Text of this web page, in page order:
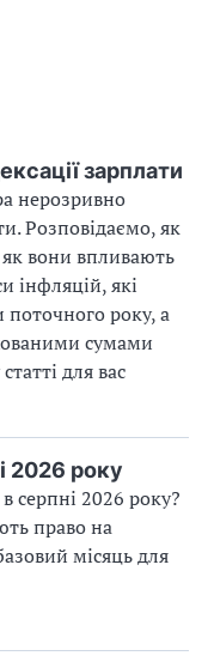
зарплати
нерозривно
Розповідаємо, як
як вони впливають
інфляцій, які
поточного року, а
сумами
для вас
2026 року
серпні 2026 року?
право на
місяць для